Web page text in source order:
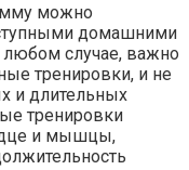
можно
домашними
случае, важно
тренировки, и не
и длительных
тренировки
и мышцы,